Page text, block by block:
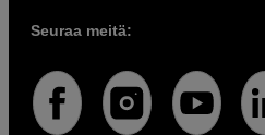
Seuraa meitä: